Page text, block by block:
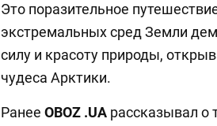
Это поразительное
экстремальных сред Земли
силу и красоту природы,
чудеса Арктики.
Ранее OBOZ .UA рассказывал о